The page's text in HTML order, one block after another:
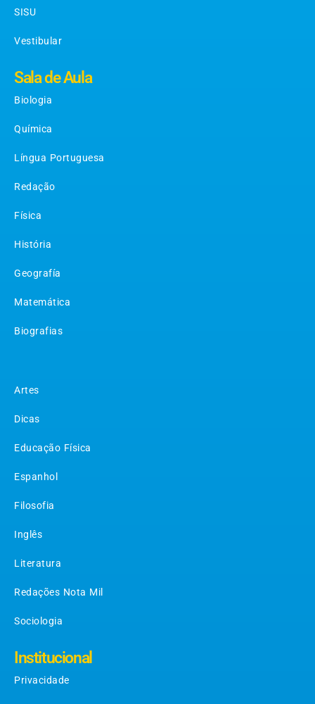
SISU
Vestibular
Sala de Aula
Biologia
Química
Língua Portuguesa
Redação
Física
História
Geografía
Matemática
Biografias
Artes
Dicas
Educação Física
Espanhol
Filosofia
Inglês
Literatura
Redações Nota Mil
Sociologia
Institucional
Privacidade